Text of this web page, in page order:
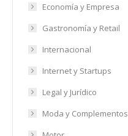
Economía y Empresa
Gastronomía y Retail
Internacional
Internet y Startups
Legal y Jurídico
Moda y Complementos